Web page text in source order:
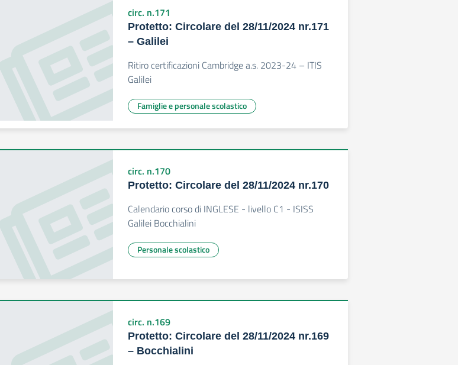
circ. n.171
Protetto: Circolare del 28/11/2024 nr.171
– Galilei
Ritiro certificazioni Cambridge a.s. 2023-24 – ITIS
Galilei
Famiglie e personale scolastico
circ. n.170
Protetto: Circolare del 28/11/2024 nr.170
Calendario corso di INGLESE - livello C1 - ISISS
Galilei Bocchialini
Personale scolastico
circ. n.169
Protetto: Circolare del 28/11/2024 nr.169
– Bocchialini